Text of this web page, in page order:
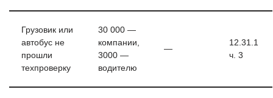
Грузовик или
автобус не
прошли
техпроверку
30 000 —
компании,
3000 —
водителю
—
12.31.1
ч. 3